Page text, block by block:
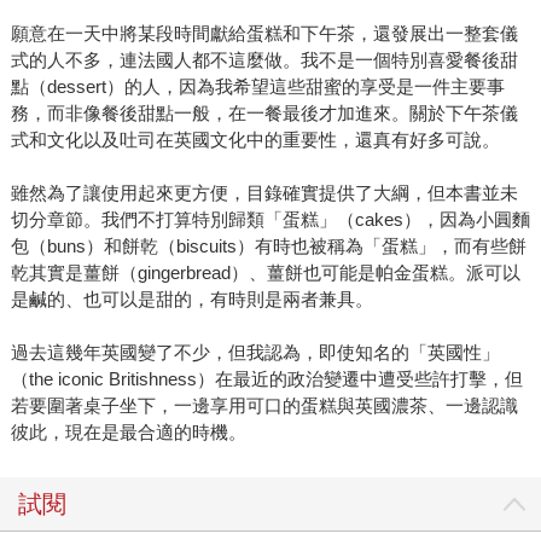
願意在一天中將某段時間獻給蛋糕和下午茶，還發展出一整套儀
式的人不多，連法國人都不這麼做。我不是一個特別喜愛餐後甜
點（dessert）的人，因為我希望這些甜蜜的享受是一件主要事
務，而非像餐後甜點一般，在一餐最後才加進來。關於下午茶儀
式和文化以及吐司在英國文化中的重要性，還真有好多可說。
雖然為了讓使用起來更方便，目錄確實提供了大綱，但本書並未
切分章節。我們不打算特別歸類「蛋糕」（cakes），因為小圓麵
包（buns）和餅乾（biscuits）有時也被稱為「蛋糕」，而有些餅
乾其實是薑餅（gingerbread）、薑餅也可能是帕金蛋糕。派可以
是鹹的、也可以是甜的，有時則是兩者兼具。
過去這幾年英國變了不少，但我認為，即使知名的「英國性」
（the iconic Britishness）在最近的政治變遷中遭受些許打擊，但
若要圍著桌子坐下，一邊享用可口的蛋糕與英國濃茶、一邊認識
彼此，現在是最合適的時機。
試閱